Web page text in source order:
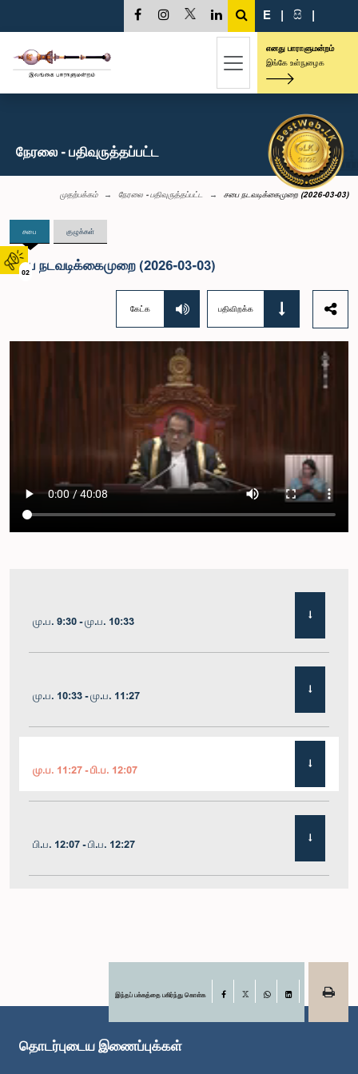
02
E | සි |
எனது பாராளுமன்றம்
இங்கே உள்நுழைக
நேரலை - பதிவுருத்தப்பட்ட
முதற்பக்கம் நேரலை - பதிவுருத்தப்பட்ட சபை நடவடிக்கைமுறை (2026-03-03)
சபை குழுக்கள்
சபை நடவடிக்கைமுறை (2026-03-03)
கேட்க பதிவிறக்க
மு.ப. 9:30 - மு.ப. 10:33
மு.ப. 10:33 - மு.ப. 11:27
மு.ப. 11:27 - பி.ப. 12:07
பி.ப. 12:07 - பி.ப. 12:27
பி.ப. 1:10 - பி.ப. 1:22இந்தப் பக்கத்தை பகிர்ந்து கொள்க Facebook
LinkedIn
தொடர்புடைய இணைப்புக்கள்